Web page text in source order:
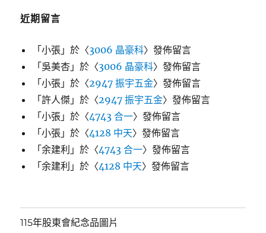
近期留言
「小張 」於〈3006 晶豪科〉發佈留言
「吳美杏 」於〈3006 晶豪科〉發佈留言
「小張 」於〈2947 振宇五金〉發佈留言
「許人傑 」於〈2947 振宇五金〉發佈留言
「小張 」於〈4743 合一〉發佈留言
「小張 」於〈4128 中天〉發佈留言
「余建利 」於〈4743 合一〉發佈留言
「余建利 」於〈4128 中天〉發佈留言
115年股東會紀念品圖片